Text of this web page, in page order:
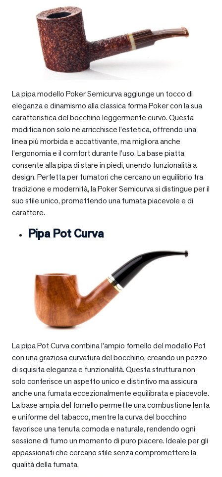
La pipa modello Poker Semicurva aggiunge un tocco di
eleganza e dinamismo alla classica forma Poker con la sua
caratteristica del bocchino leggermente curvo. Questa
modifica non solo ne arricchisce l’estetica, offrendo una
linea più morbida e accattivante, ma migliora anche
l’ergonomia e il comfort durante l’uso. La base piatta
consente alla pipa di stare in piedi, unendo funzionalità a
design. Perfetta per fumatori che cercano un equilibrio tra
tradizione e modernità, la Poker Semicurva si distingue per il
suo stile unico, promettendo una fumata piacevole e di
carattere.
Pipa Pot Curva
La pipa Pot Curva combina l’ampio fornello del modello Pot
con una graziosa curvatura del bocchino, creando un pezzo
di squisita eleganza e funzionalità. Questa struttura non
solo conferisce un aspetto unico e distintivo ma assicura
anche una fumata eccezionalmente equilibrata e piacevole.
La base ampia del fornello permette una combustione lenta
e uniforme del tabacco, mentre la curva del bocchino
favorisce una tenuta comoda e naturale, rendendo ogni
sessione di fumo un momento di puro piacere. Ideale per gli
appassionati che cercano stile senza compromettere la
qualità della fumata.